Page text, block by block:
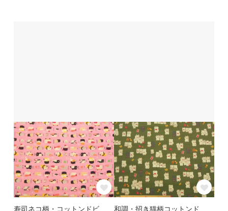
寿司ネコ柄・コットンドビ 和調・招き猫柄コットンド